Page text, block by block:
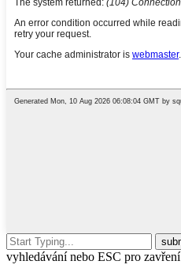
vyhledávání nebo ESC pro zavření